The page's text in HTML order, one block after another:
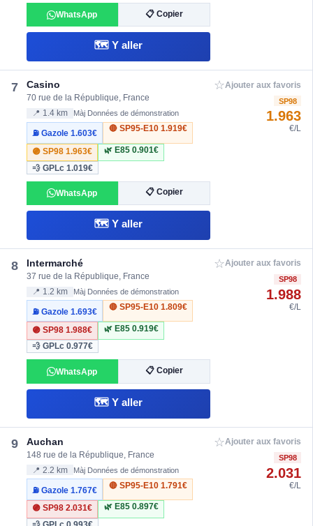
WhatsApp 📋 Copier
🗺️ Y aller
7 Casino
70 rue de la République, France
📍 1.4 km Màj Données de démonstration
⛽ Gazole1.603€
🔴 SP95-E10 1.919€
🟣 SP981.963€ 🌿 E85 0.901€
💨 GPLc1.019€
WhatsApp 📋 Copier
🗺️ Y aller
☆Ajouter aux favoris
SP98
1.963
€/L
8 Intermarché
37 rue de la République, France
📍 1.2 km Màj Données de démonstration
⛽ Gazole1.693€
🔴 SP95-E10 1.809€
🟣 SP981.988€ 🌿 E85 0.919€
💨 GPLc0.977€
WhatsApp 📋 Copier
🗺️ Y aller
☆Ajouter aux favoris
SP98
1.988
€/L
9 Auchan
148 rue de la République, France
📍 2.2 km Màj Données de démonstration
⛽ Gazole1.767€
🔴 SP95-E10 1.791€
🟣 SP982.031€ 🌿 E85 0.897€
☆Ajouter aux favoris
SP98
2.031
€/L